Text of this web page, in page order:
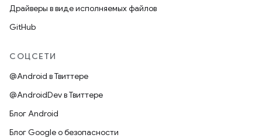
Драйверы в виде исполняемых файлов
GitHub
СОЦСЕТИ
@Android в Твиттере
@AndroidDev в Твиттере
Блог Android
Блог Google о безопасности